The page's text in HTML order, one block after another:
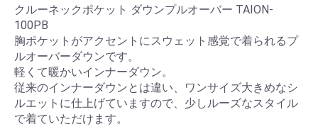
クルーネックポケット ダウンプルオーバー TAION-
100PB
胸ポケットがアクセントにスウェット感覚で着られるプ
ルオーバーダウンです。
軽くて暖かいインナーダウン。
従来のインナーダウンとは違い、ワンサイズ大きめなシ
ルエットに仕上げていますので、少しルーズなスタイル
で着ていただけます。